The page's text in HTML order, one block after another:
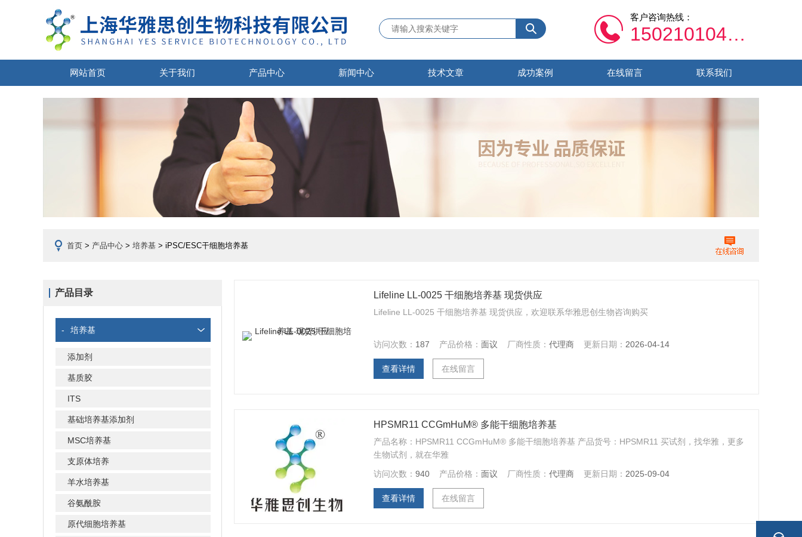
客户咨询热线：
15021010459
网站首页 关于我们 产品中心 新闻中心 技术文章 成功案例 在线留言 联系我们
首页 > 产品中心 > 培养基 > iPSC/ESC干细胞培养基
产品目录
- 培养基
添加剂
基质胶
ITS
基础培养基添加剂
MSC培养基
支原体培养
羊水培养基
谷氨酰胺
原代细胞培养基
Lifeline LL-0025 干细胞培养基 现货供应
Lifeline LL-0025 干细胞培养基 现货供应，欢迎联系华雅思创生物咨询购买
访问次数： 187 产品价格：面议 厂商性质：代理商 更新日期： 2026-04-14
查看详情 在线留言
HPSMR11 CCGmHuM® 多能干细胞培养基
产品名称：HPSMR11 CCGmHuM® 多能干细胞培养基 产品货号：HPSMR11 买试剂，找华雅，更多
生物试剂，就在华雅
访问次数：940 产品价格：面议 厂商性质：代理商 更新日期： 2025-09-04
查看详情 在线留言